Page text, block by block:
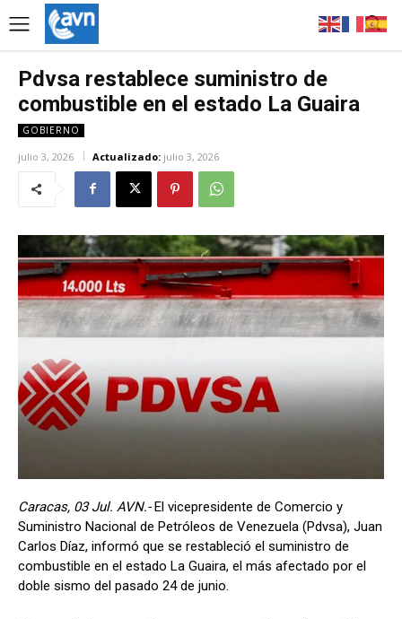
Pdvsa restablece suministro de
combustible en el estado La Guaira
GOBIERNO
julio 3, 2026 Actualizado: julio 3, 2026
Caracas, 03 Jul. AVN.-El vicepresidente de Comercio y
Suministro Nacional de Petróleos de Venezuela (Pdvsa), Juan
Carlos Díaz, informó que se restableció el suministro de
combustible en el estado La Guaira, el más afectado por el
doble sismo del pasado 24 de junio.